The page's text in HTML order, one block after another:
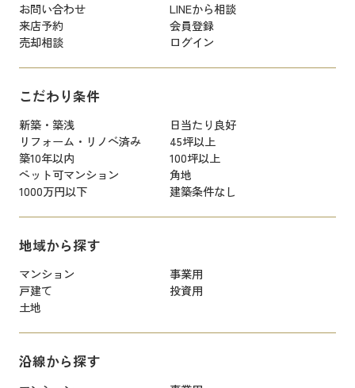
お問い合わせ
LINEから相談
来店予約
会員登録
売却相談
ログイン
こだわり条件
新築・築浅
日当たり良好
リフォーム・リノベ済み
45坪以上
築10年以内
100坪以上
ペット可マンション
角地
1000万円以下
建築条件なし
地域から探す
マンション
事業用
戸建て
投資用
土地
沿線から探す